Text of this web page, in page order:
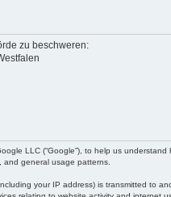
zu beschweren:
LLC (“Google”), to help us
general usage patterns.
your IP address) is transmitted to